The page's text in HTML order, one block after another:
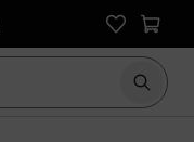
Suche